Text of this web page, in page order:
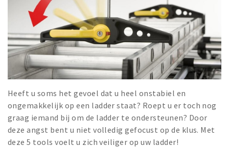
Heeft u soms het gevoel dat u heel onstabiel en
ongemakkelijk op een ladder staat? Roept u er toch nog
graag iemand bij om de ladder te ondersteunen? Door
deze angst bent u niet volledig gefocust op de klus. Met
deze 5 tools voelt u zich veiliger op uw ladder!